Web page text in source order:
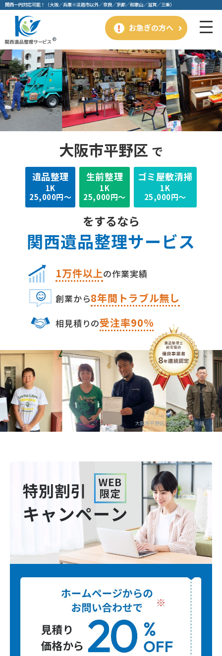
関⻄⼀円対応可能！（⼤阪／兵庫※淡路市以外／奈良／京都／和歌⼭／滋賀／三重）
お急ぎの方へ
大阪市平野区の遺品整理・生前整理の専門業者 関西遺品整理サービス
大阪市平野区 で
遺品整理
1K
25,000円～
⽣前整理
1K
25,000円～
ゴミ屋敷清掃
1K
25,000円～
をするなら
関⻄遺品整理サービス
1万件以上の作業実績
創業から8年間トラブル無し
相⾒積りの受注率90%